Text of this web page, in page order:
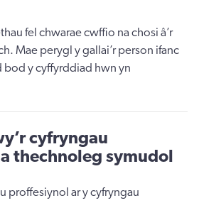
fel chwarae cwffio na chosi â’r
Mae perygl y gallai’r person ifanc
bod y cyffyrddiad hwn yn
cyfryngau
thechnoleg symudol
proffesiynol ar y cyfryngau